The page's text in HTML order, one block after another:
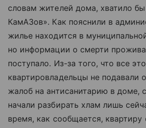
словам жителей дома, хватило
КамАЗов». Как пояснили в
жилье находится в
но информации о смерти
поступало. Из-за того, что все
квартировладельцы не подавали
жалоб на антисанитарию в доме,
начали разбирать хлам лишь
время, как сообщается, квартиру